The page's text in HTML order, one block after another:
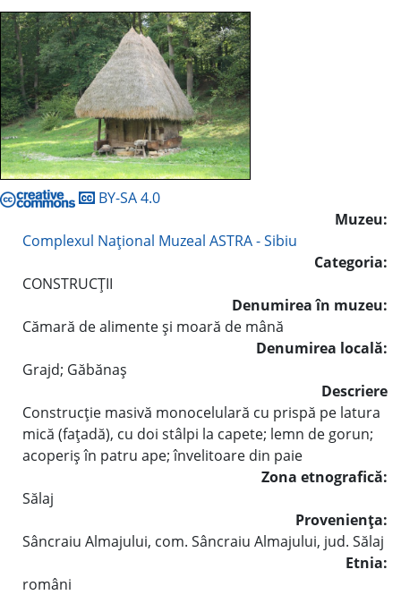
BY-SA 4.0
Muzeu:
Complexul Naţional Muzeal ASTRA - Sibiu
Categoria:
CONSTRUCŢII
Denumirea în muzeu:
Cămară de alimente şi moară de mână
Denumirea locală:
Grajd; Găbănaş
Descriere
Construcţie masivă monocelulară cu prispă pe latura
mică (faţadă), cu doi stâlpi la capete; lemn de gorun;
acoperiş în patru ape; învelitoare din paie
Zona etnografică:
Sălaj
Provenienţa:
Sâncraiu Almajului, com. Sâncraiu Almajului, jud. Sălaj
Etnia:
români